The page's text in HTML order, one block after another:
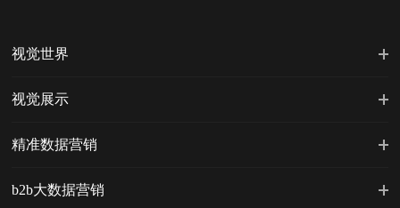
视觉世界
视觉展示
精准数据营销
b2b大数据营销